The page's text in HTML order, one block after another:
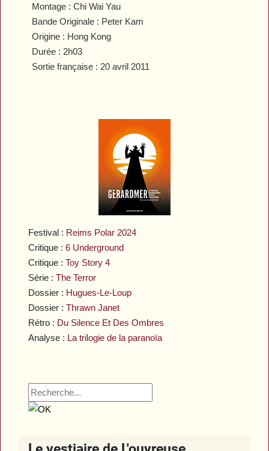
Festival : Reims Polar 2024
Critique :6 Underground
Critique :Toy Story 4
Série :The Terror
Dossier : Hugues-Le-Loup
Dossier :Thrawn Janet
Rétro : Du Silence Et Des Ombres
Analyse : La trilogie de la paranoïa
Montage : Chi Wai Yau
Bande Originale : Peter Kam
Origine : Hong Kong
Durée : 2h03
Sortie française : 20 avril 2011